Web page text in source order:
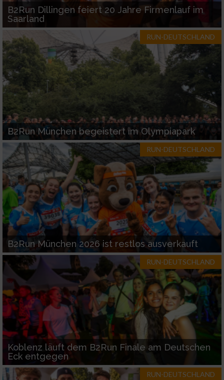
B2Run Dillingen feiert 20 Jahre Firmenlauf im
Saarland
RUN-DEUTSCHLAND
B2Run München begeistert im Olympiapark
RUN-DEUTSCHLAND
B2Run München 2026 ist restlos ausverkauft
RUN-DEUTSCHLAND
Koblenz läuft dem B2Run Finale am Deutschen
Eck entgegen
RUN-DEUTSCHLAND